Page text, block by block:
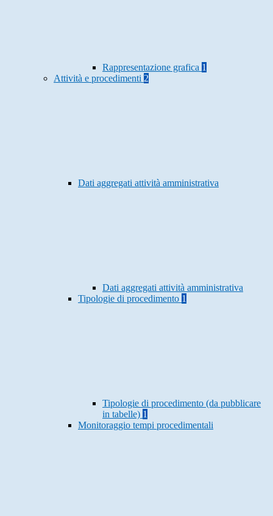
Rappresentazione grafica 1
Attività e procedimenti 2
Dati aggregati attività amministrativa
Dati aggregati attività amministrativa
Tipologie di procedimento 1
Tipologie di procedimento (da pubblicare
in tabelle) 1
Monitoraggio tempi procedimentali